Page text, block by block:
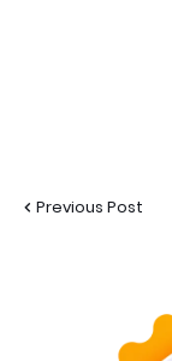
Previous Post